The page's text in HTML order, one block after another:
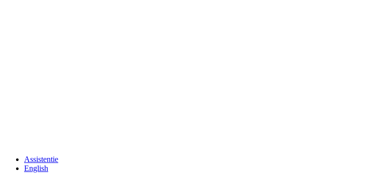
Assistentie
English